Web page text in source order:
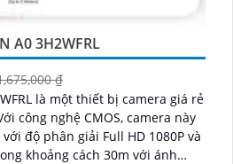
A0 3H2WFRL
₫
là một thiết bị camera giá rẻ
độ phân giải Full HD 1080P và
khoảng cách 30m với ánh